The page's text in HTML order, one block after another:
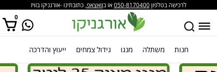
לרכישה בטלפון050-8170400או בוואצאפ, כתובתינו -אורגניקו בוויז
0
אין מוצרים בסל הקניות. חנות משתלה מנגו גידול צמחים ייעוץ והדרכה